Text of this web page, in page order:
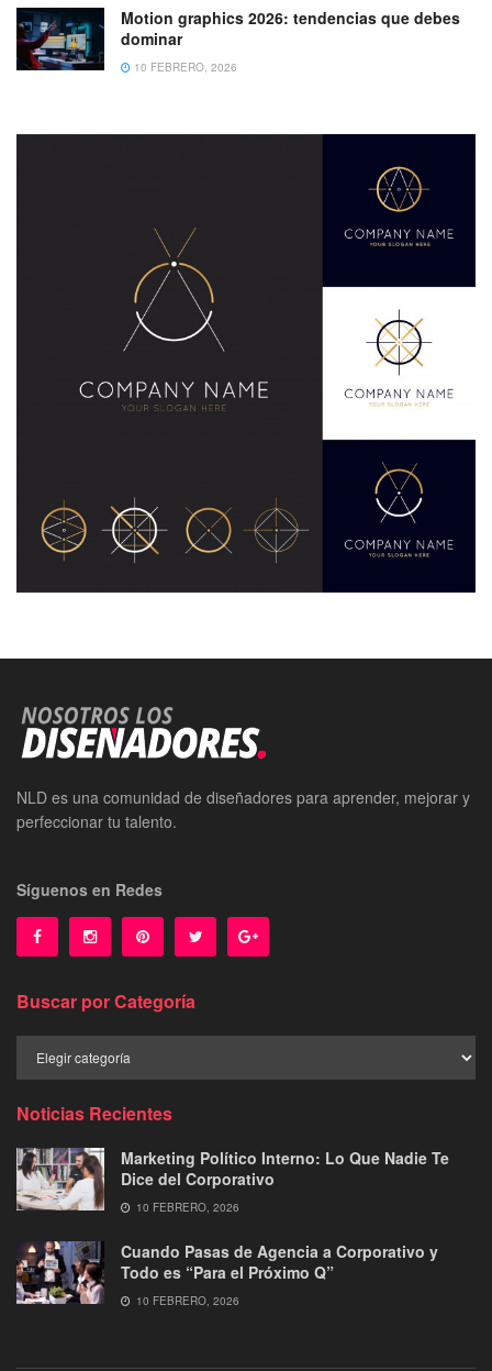
Motion graphics 2026: tendencias que debes
dominar
10 FEBRERO, 2026
NLD es una comunidad de diseñadores para aprender, mejorar y
perfeccionar tu talento.
Síguenos en Redes
Buscar por Categoría
por
Noticias Recientes
Marketing Político Interno: Lo Que Nadie Te
Dice del Corporativo
10 FEBRERO, 2026
Cuando Pasas de Agencia a Corporativo y
Todo es “Para el Próximo Q”
10 FEBRERO, 2026